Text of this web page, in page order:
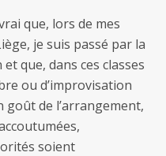
que, lors de mes
je suis passé par la
que, dans ces classes
ou d’improvisation
goût de l’arrangement,
soient